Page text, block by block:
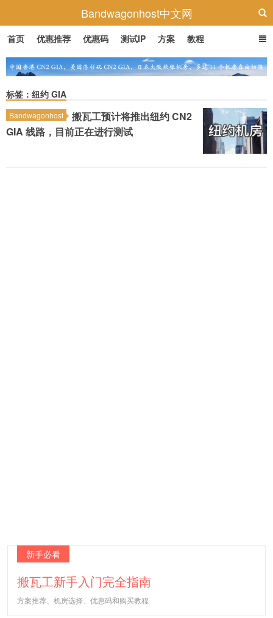
Bandwagonhost中文网
首页 优惠推荐 优惠码 测试IP 方案 教程
标签：纽约 GIA
Bandwagonhost
搬瓦工预计将推出纽约 CN2
GIA 线路，目前正在进行测试
新手必看
搬瓦工新手入门完全指南
方案推荐、机房选择、优惠码和购买教程